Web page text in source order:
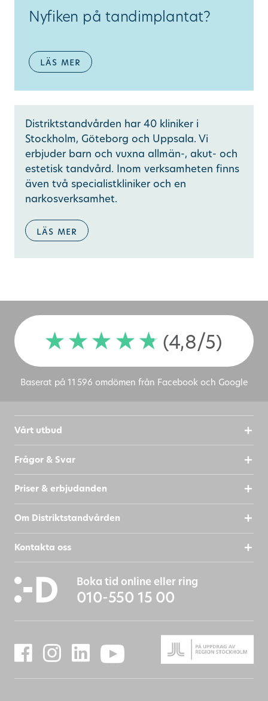
Nyfiken på tandimplantat?
läs mer
Distriktstandvården har 40 kliniker i
Stockholm, Göteborg och Uppsala. Vi
erbjuder barn och vuxna allmän-, akut- och
estetisk tandvård. Inom verksamheten finns
även två specialistkliniker och en
narkosverksamhet.
läs mer
(4,8/5)
Baserat på 11 596 omdömen från Facebook och Google
Vårt utbud
Frågor & Svar
Priser & erbjudanden
Om Distriktstandvården
Kontakta oss
Boka tid online eller ring
010-550 15 00